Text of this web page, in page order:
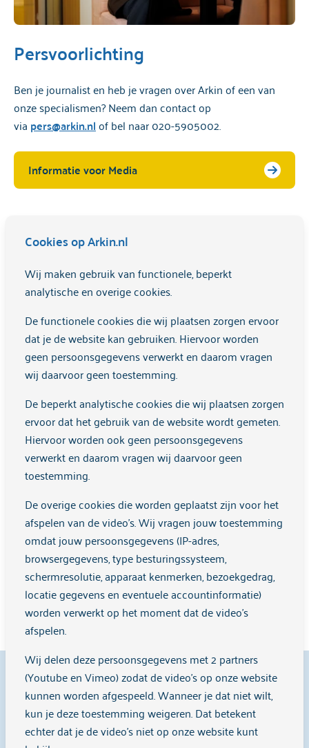
Persvoorlichting
Ben je journalist en heb je vragen over Arkin of een van
onze specialismen? Neem dan contact op
via pers@arkin.nlof bel naar 020-5905002.
Informatie voor Media
Klachten
Voor vragen over de mogelijkheid om een klacht in te
dienen, kun je in vertrouwen contact opnemen. Je kunt
telefoonnummer088 5051205. Dit telefoonnummer is
bereikbaar op maandag, dinsdag, donderdag en vrijdag van
10:00 tot 16:00 uur.
Liever mailen? Dat kan naarklachtenfunctionaris@arkin.nl
Veelgestelde vragen over klachten
Cliënten beoordelen ons met een9,1opZorgkaart
9,1
Cookies op Arkin.nl
Wij maken gebruik van functionele, beperkt
analytische en overige cookies.
De functionele cookies die wij plaatsen zorgen ervoor
dat je de website kan gebruiken. Hiervoor worden
geen persoonsgegevens verwerkt en daarom vragen
wij daarvoor geen toestemming.
De beperkt analytische cookies die wij plaatsen zorgen
ervoor dat het gebruik van de website wordt gemeten.
Hiervoor worden ook geen persoonsgegevens
verwerkt en daarom vragen wij daarvoor geen
toestemming.
De overige cookies die worden geplaatst zijn voor het
afspelen van de video's. Wij vragen jouw toestemming
omdat jouw persoonsgegevens (IP-adres,
browsergegevens, type besturingssysteem,
schermresolutie, apparaat kenmerken, bezoekgedrag,
locatie gegevens en eventuele accountinformatie)
worden verwerkt op het moment dat de video's
afspelen.
Wij delen deze persoonsgegevens met 2 partners
(Youtube en Vimeo) zodat de video's op onze website
kunnen worden afgespeeld. Wanneer je dat niet wilt,
kun je deze toestemming weigeren. Dat betekent
echter dat je de video’s niet op onze website kunt